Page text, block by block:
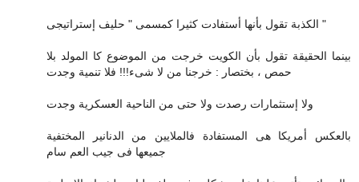
الكذبة تقول بأنها أستفادت كثيرا كمسمى " حليف إستراتيجى "
بينما الحقيقة تقول بأن الكويت خرجت من الموضوع كا المولد بلا
حمص ، بختصار : خرجنا من لا شىء!!! فلا تنمية وجدت
ولا إستثمارات رصدت ولا حتى من الناحية العسكرية وجدت
بالعكس أمريكا هى المستفادة فالملايين من الدنانير المختفية
جميعها فى جيب العم سام